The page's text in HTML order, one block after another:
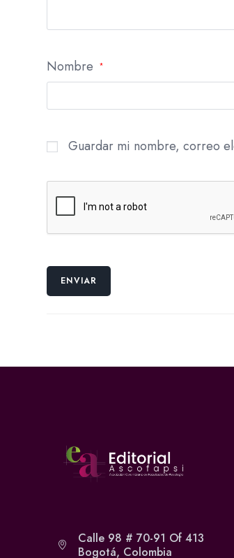
Nombre *
Guardar mi nombre, correo
Calle 98 # 70-91 Of 413
Bogotá, Colombia